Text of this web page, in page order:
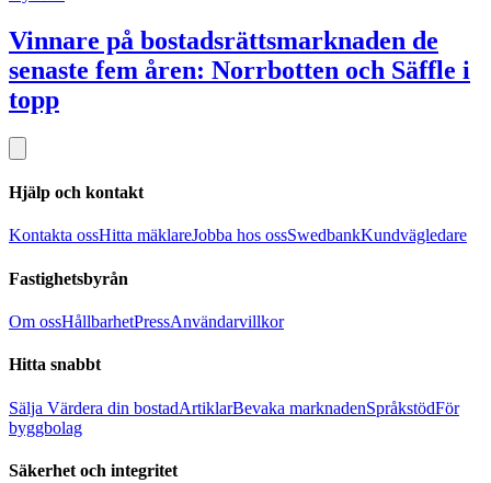
Vinnare på bostadsrättsmarknaden de
senaste fem åren: Norrbotten och Säffle i
topp
Hjälp och kontakt
Kontakta ossHitta mäklareJobba hos ossSwedbankKundvägledare
Fastighetsbyrån
Om ossHållbarhetPressAnvändarvillkor
Hitta snabbt
Sälja Värdera din bostadArtiklarBevaka marknadenSpråkstödFör
byggbolag
Säkerhet och integritet